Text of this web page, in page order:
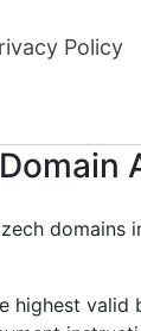
Policy
domains
highest